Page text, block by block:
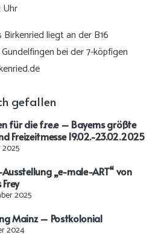
Uhr
liegt an der B16
bei der 7-köpfigen
gefallen
für die f.re.e – Bayerns größte
Freizeitmesse 19.02.-23.02.2025
2025
„e-male-ART“ von
2025
Mainz – Postkolonial
2024